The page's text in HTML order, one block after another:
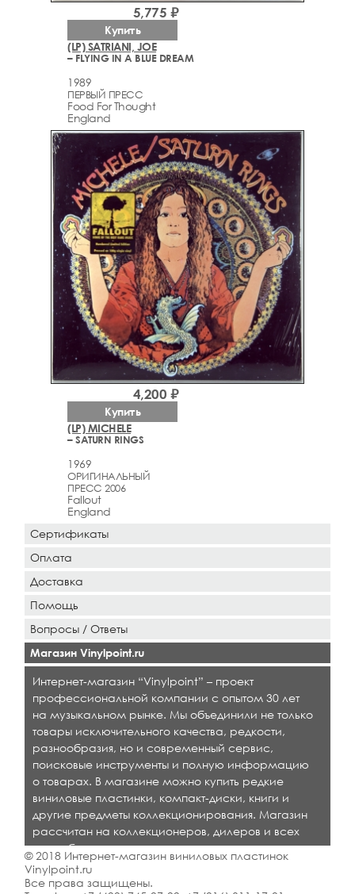
(LP) SATRIANI, JOE
– FLYING IN A BLUE DREAM
1989
ПЕРВЫЙ ПРЕСС
Food For Thought
England
5,775 ₽
Купить
(LP) MICHELE
– SATURN RINGS
1969
ОРИГИНАЛЬНЫЙ
ПРЕСС 2006
Fallout
England
4,200 ₽
Купить
Сертификаты
Оплата
Доставка
Помощь
Вопросы / Ответы
Магазин Vinylpoint.ru
Интернет-магазин “Vinylpoint” – проект
профессиональной компании с опытом 30 лет
на музыкальном рынке. Мы объединили не только
товары исключительного качества, редкости,
разнообразия, но и современный сервис,
поисковые инструменты и полную информацию
о товарах. В магазине можно купить редкие
виниловые пластинки, компакт-диски, книги и
другие предметы коллекционирования. Магазин
рассчитан на коллекционеров, дилеров и всех
кто любит качественную музыку.
© 2018 Интернет-магазин виниловых пластинок
Vinylpoint.ru
Все права защищены.